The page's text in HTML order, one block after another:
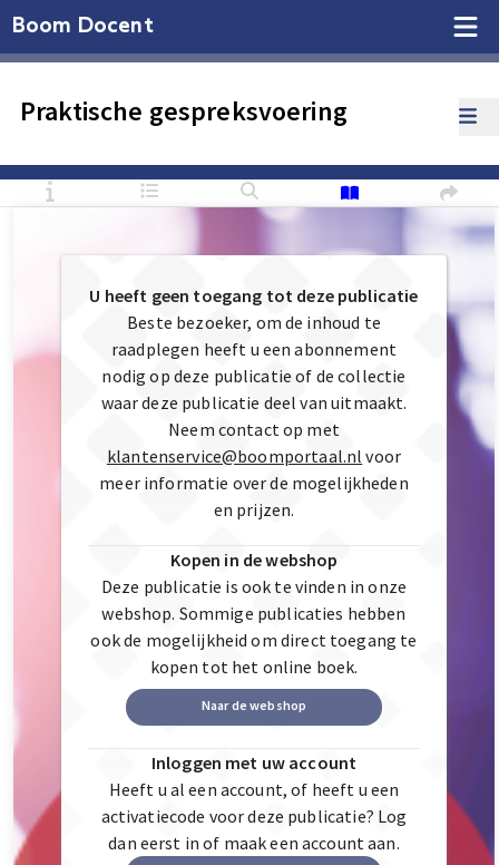
Boom Docent
Praktische gespreksvoering
U heeft geen toegang tot deze publicatie
Beste bezoeker, om de inhoud te
raadplegen heeft u een abonnement
nodig op deze publicatie of de collectie
waar deze publicatie deel van uitmaakt.
Neem contact op met
klantenservice@boomportaal.nl voor
meer informatie over de mogelijkheden
en prijzen.
Kopen in de webshop
Deze publicatie is ook te vinden in onze
webshop. Sommige publicaties hebben
ook de mogelijkheid om direct toegang te
kopen tot het online boek.
Naar de webshop
Inloggen met uw account
Heeft u al een account, of heeft u een
activatiecode voor deze publicatie? Log
dan eerst in of maak een account aan.